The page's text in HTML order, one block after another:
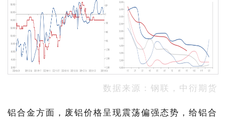
数据来源：钢联，中衍期货
铝合金方面，废铝价格呈现震荡偏强态势，给铝合